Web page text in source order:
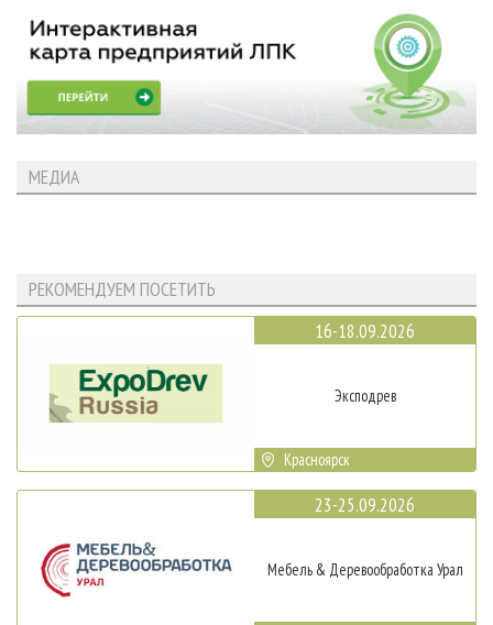
МЕДИА
РЕКОМЕНДУЕМ ПОСЕТИТЬ
16-18.09.2026
Эксподрев
Красноярск
23-25.09.2026
Мебель & Деревообработка Урал